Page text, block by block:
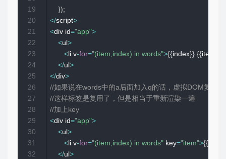
});
</script>
<div id="app">
<ul >
< li v-for="(item,index) in words">{{index}}.{{item
</ul >
</div>
//如果说在words中的a后面加入q的话，虚拟DOM复用
//这样标签是复用了，但是相当于重新渲染一遍
//加上key
<div id="app">
<ul >
< li v-for="(item,index) in words" key="item">{{
</ul >
19
20
21
22
23
24
25
26
27
28
29
30
31
32